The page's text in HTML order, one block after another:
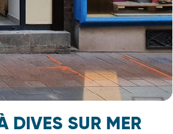
DIVES SUR MER